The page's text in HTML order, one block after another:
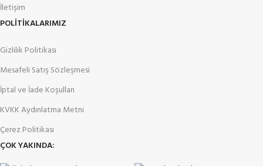
İletişim
POLİTİKALARIMIZ
Gizlilik Politikası
Mesafeli Satış Sözleşmesi
İptal ve İade Koşulları
KVKK Aydınlatma Metni
Çerez Politikası
ÇOK YAKINDA: